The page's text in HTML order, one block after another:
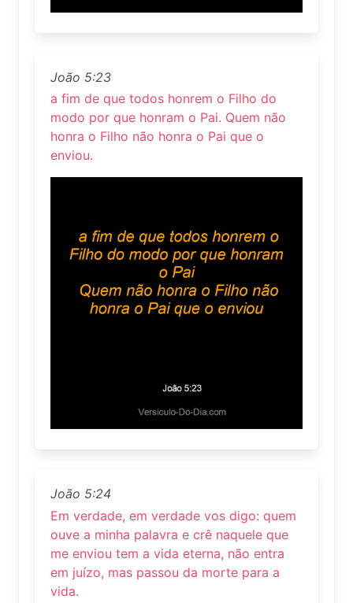
João 5:23
a fim de que todos honrem o Filho do
modo por que honram o Pai. Quem não
honra o Filho não honra o Pai que o
enviou.
João 5:24
Em verdade, em verdade vos digo: quem
ouve a minha palavra e crê naquele que
me enviou tem a vida eterna, não entra
em juízo, mas passou da morte para a
vida.